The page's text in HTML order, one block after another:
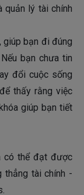
quản lý tài chính
giúp bạn đi đúng
bạn chưa tin
đổi cuộc sống
thấy rằng việc
giúp bạn tiết
có thể đạt được
tài chính​ -